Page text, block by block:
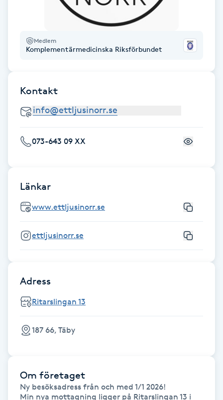
I
IR-massage
Japansk massage
K18
Kemisk peeling
Kinesiologi
Medlem
Komplementärmedicinska Riksförbundet
Kontakt
073-643 09 XX
Länkar
www.ettljusinorr.se
ettljusinorr.se
Adress
Ritarslingan 13
187 66, Täby
Om företaget
Ny besöksadress från och med 1/1 2026!
Min nya mottagning ligger på Ritarslingan 13 i